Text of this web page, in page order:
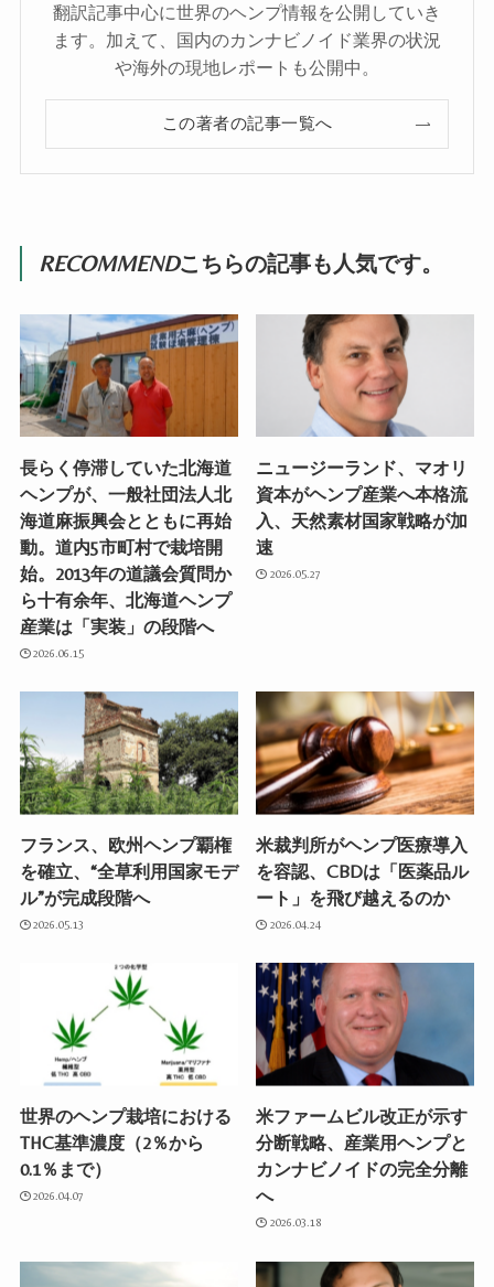
翻訳記事中心に世界のヘンプ情報を公開していき
ます。加えて、国内のカンナビノイド業界の状況
や海外の現地レポートも公開中。
この著者の記事一覧へ
RECOMMENDこちらの記事も人気です。
長らく停滞していた北海道
ヘンプが、一般社団法人北
海道麻振興会とともに再始
動。道内5市町村で栽培開
始。2013年の道議会質問か
ら十有余年、北海道ヘンプ
産業は「実装」の段階へ
2026.06.15
ニュージーランド、マオリ
資本がヘンプ産業へ本格流
入、天然素材国家戦略が加
速
2026.05.27
フランス、欧州ヘンプ覇権
を確立、“全草利用国家モデ
ル”が完成段階へ
2026.05.13
米裁判所がヘンプ医療導入
を容認、CBDは「医薬品ル
ート」を飛び越えるのか
2026.04.24
世界のヘンプ栽培における
THC基準濃度（2％から
0.1％まで）
2026.04.07
米ファームビル改正が示す
分断戦略、産業用ヘンプと
カンナビノイドの完全分離
へ
2026.03.18